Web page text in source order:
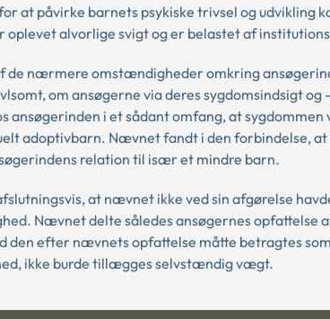
at påvirke barnets psykiske trivsel og udvikling
oplevet alvorlige svigt og er belastet af
de nærmere omstændigheder omkring
om ansøgerne via deres sygdomsindsigt
ansøgerinden i et sådant omfang, at
adoptivbarn. Nævnet fandt i den forbindelse,
relation til især et mindre barn.
at nævnet ikke ved sin afgørelse
Nævnet delte således ansøgernes opfattelse
den efter nævnets opfattelse måtte betragtes
ikke burde tillægges selvstændig vægt.